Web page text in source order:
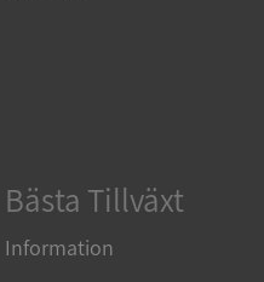
Bästa Tillväxt
Information
upplysningar.syna.se